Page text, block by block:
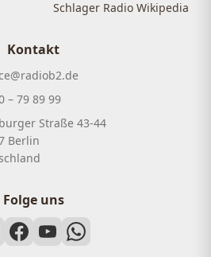
Schlager Radio Wikipedia
Kontakt
– 79 89 99
Straße 43-44
Berlin
Folge uns